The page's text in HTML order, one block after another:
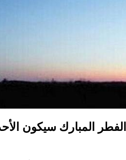
سيكون الأحد 30 مارس